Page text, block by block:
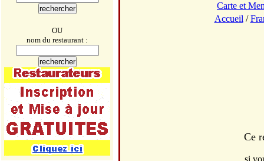
OU
nom du restaurant :
Carte et
Accueil /
Ce
si